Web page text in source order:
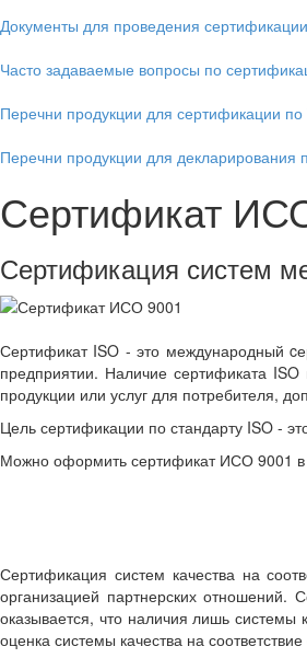
Документы для проведения сертификации
Часто задаваемые вопросы по
Перечни продукции для сертификации
Перечни продукции для декларирования
Сертификат
Сертификация систем
Сертификат ISO - это международный
предприятии. Наличие сертификата
продукции или услуг для потребителя,
Цель сертификации по стандарту ISO -
Можно оформить сертификат ИСО 9001 в
Сертификация систем качества на
организацией партнерских
оказывается, что наличия лишь системы
оценка системы качества на